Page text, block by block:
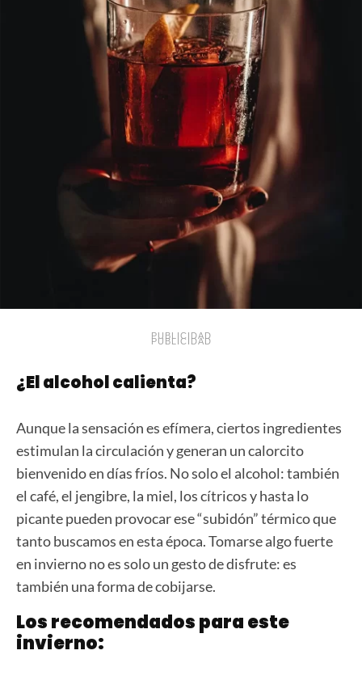
PUBLICIDAD
PUBLICIDAD
¿El alcohol calienta?
Aunque la sensación es efímera, ciertos ingredientes
estimulan la circulación y generan un calorcito
bienvenido en días fríos. No solo el alcohol: también
el café, el jengibre, la miel, los cítricos y hasta lo
picante pueden provocar ese “subidón” térmico que
tanto buscamos en esta época. Tomarse algo fuerte
en invierno no es solo un gesto de disfrute: es
también una forma de cobijarse.
Los recomendados para este
invierno: